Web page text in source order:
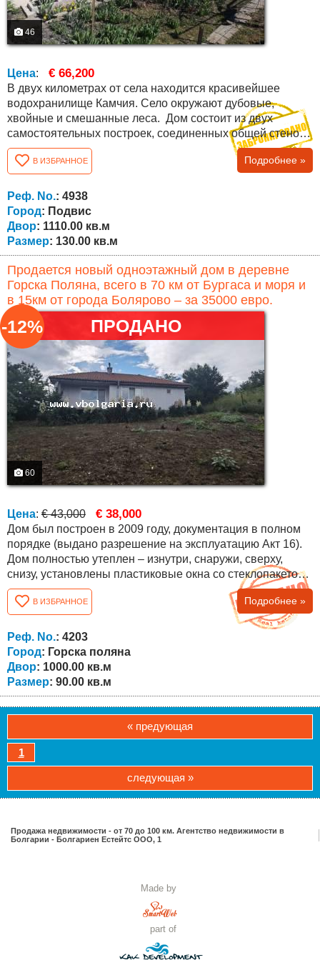
46
Цена: € 66,200
В двух километрах от села находится красивейшее
водохранилище Камчия. Село окружают дубовые,
хвойные и смешанные леса. Дом состоит из двух
самостоятельных построек, соединенных общей стеной.
Общая площадь дома составляет 130 кв.м . В доме два
входа, две прихожие. В каждом доме по две комнаты,
санузел, коридор, кухня общая. При необходимости
можно сделать вторую кухню, коммуникации для этого
есть. Один дом совершенно новый, второй...
В ИЗБРАННОЕ Подробнее »
Реф. No.: 4938
Город: Подвис
Двор: 1110.00 кв.м
Размер: 130.00 кв.м
Продается новый одноэтажный дом в деревне
Горска Поляна, всего в 70 км от Бургаса и моря и
в 15км от города Болярово – за 35000 евро.
ПРОДАНО
60
-12%
Цена: € 43,000 € 38,000
Дом был построен в 2009 году, документация в полном
порядке (выдано разрешение на эксплуатацию Акт 16).
Дом полностью утеплен – изнутри, снаружи, сверху,
снизу, установлены пластиковые окна со стеклопакетом.
Общая квадратура дома составляет 90 кв.м .
Планировка следующая: спальня, зал, кухня, ванная и
туалет, коридор и гараж площадью 30 кв.м., соединенный
теплым коридором с домом. Есть возможность
переоборудовать гараж во вторую...
В ИЗБРАННОЕ Подробнее »
Реф. No.: 4203
Город: Горска поляна
Двор: 1000.00 кв.м
Размер: 90.00 кв.м
« предующая
1
следующая »
Продажа недвижимости - от 70 до 100 км. Агентство недвижимости в
Болгарии - Болгариен Естейтс ООО, 1
Made by
part of